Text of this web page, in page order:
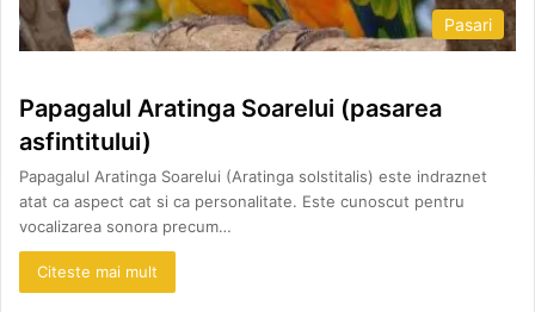
Pasari
Papagalul Aratinga Soarelui (pasarea
asfintitului)
Papagalul Aratinga Soarelui (Aratinga solstitalis) este indraznet
atat ca aspect cat si ca personalitate. Este cunoscut pentru
vocalizarea sonora precum…
Citeste mai mult